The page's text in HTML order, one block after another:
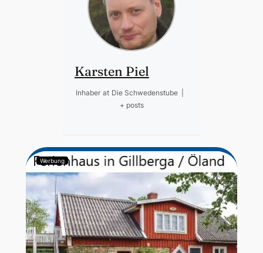
Karsten Piel
Inhaber at Die Schwedenstube
+ posts
Werbung